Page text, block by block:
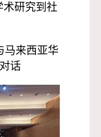
术研究到社
马来西亚华
话